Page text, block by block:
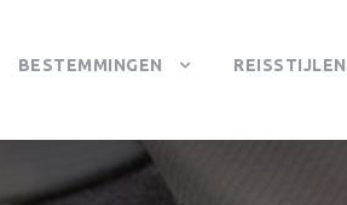
BESTEMMINGEN REISSTIJLEN